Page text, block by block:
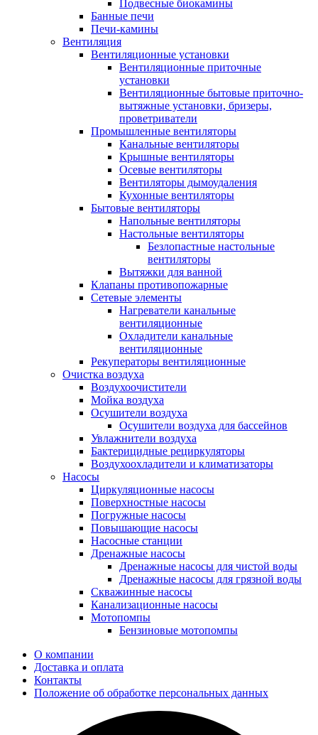
Подвесные биокамины
Банные печи
Печи-камины
Вентиляция
Вентиляционные установки
Вентиляционные приточные
установки
Вентиляционные бытовые приточно-
вытяжные установки, бризеры,
проветриватели
Промышленные вентиляторы
Канальные вентиляторы
Крышные вентиляторы
Осевые вентиляторы
Вентиляторы дымоудаления
Кухонные вентиляторы
Бытовые вентиляторы
Напольные вентиляторы
Настольные вентиляторы
Безлопастные настольные
вентиляторы
Вытяжки для ванной
Клапаны противопожарные
Сетевые элементы
Нагреватели канальные
вентиляционные
Охладители канальные
вентиляционные
Рекуператоры вентиляционные
Очистка воздуха
Воздухоочистители
Мойка воздуха
Осушители воздуха
Осушители воздуха для бассейнов
Увлажнители воздуха
Бактерицидные рециркуляторы
Воздухоохладители и климатизаторы
Насосы
Циркуляционные насосы
Поверхностные насосы
Погружные насосы
Повышающие насосы
Насосные станции
Дренажные насосы
Дренажные насосы для чистой воды
Дренажные насосы для грязной воды
Скважинные насосы
Канализационные насосы
Мотопомпы
Бензиновые мотопомпы
О компании
Доставка и оплата
Контакты
Положение об обработке персональных данных